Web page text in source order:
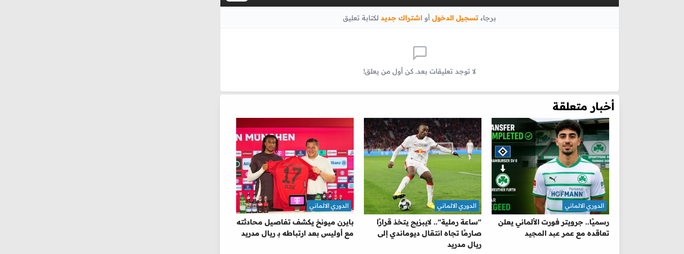
برجاء تسجيل الدخول أو اشتراك جديد لكتابة تعليق
لا توجد تعليقات بعد. كن أول من يعلق!
أخبار متعلقة
رسميًا.. جرويتر فورت الألماني يعلن
تعاقده مع عمر عبد المجيد
الدوري الالماني
"ساعة رملية".. لايبزيج يتخذ قرارًا
صارمًا تجاه انتقال ديوماندي إلى
ريال مدريد
الدوري الالماني
بايرن ميونخ يكشف تفاصيل محادثته
مع أوليس بعد ارتباطه بـ ريال مدريد
الدوري الالماني